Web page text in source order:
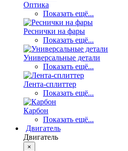
Оптика
Показать ещё...
Реснички на фары
Показать ещё...
Универсальные детали
Показать ещё...
Лента-сплиттер
Показать ещё...
Карбон
Показать ещё...
Двигатель
Двигатель
×